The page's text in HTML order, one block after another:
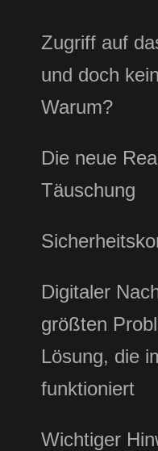
Zugriff auf
und doch
Warum?
Die neue
Täuschung
Digitaler
größten
Lösung, die
funktioniert
Wichtiger